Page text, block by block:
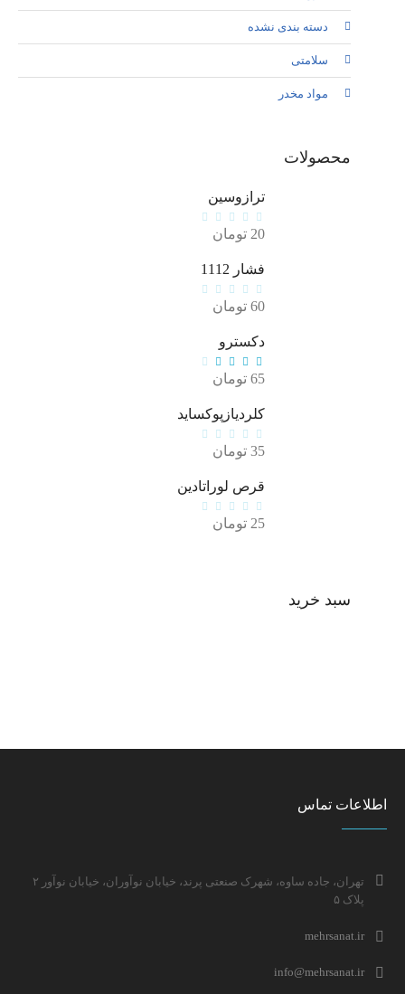
دسته بندی نشده
سلامتی
مواد مخدر
محصولات
ترازوسین
20 تومان
فشار 1112
60 تومان
دکسترو
65 تومان
کلردیازپوکساید
35 تومان
قرص لوراتادین
25 تومان
سبد خرید
اطلاعات تماس
تهران، جاده ساوه، شهرک صنعتی پرند، خیابان نوآوران، خیابان نوآور ۲
پلاک ۵
mehrsanat.ir
info@mehrsanat.ir